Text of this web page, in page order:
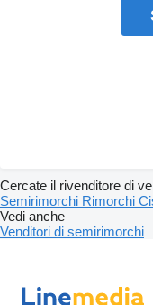
Cercate il rivenditore di
Semirimorchi Rimorchi
Vedi anche
Venditori di semirimorchi